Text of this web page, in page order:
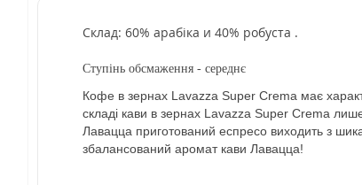
Склад: 60% арабіка и 40% робуста .
Ступінь обсмаження - середнє
Кофе в зернах Lavazza Super Crema має
складі кави в зернах Lavazza Super Crema лише
Лавацца приготований еспресо виходить з
збалансований аромат кави Лавацца!